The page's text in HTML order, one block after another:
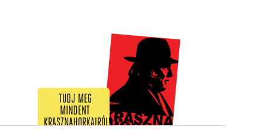
TUDJ MEG
MINDENT
KRASZNAHORKAIRÓL!